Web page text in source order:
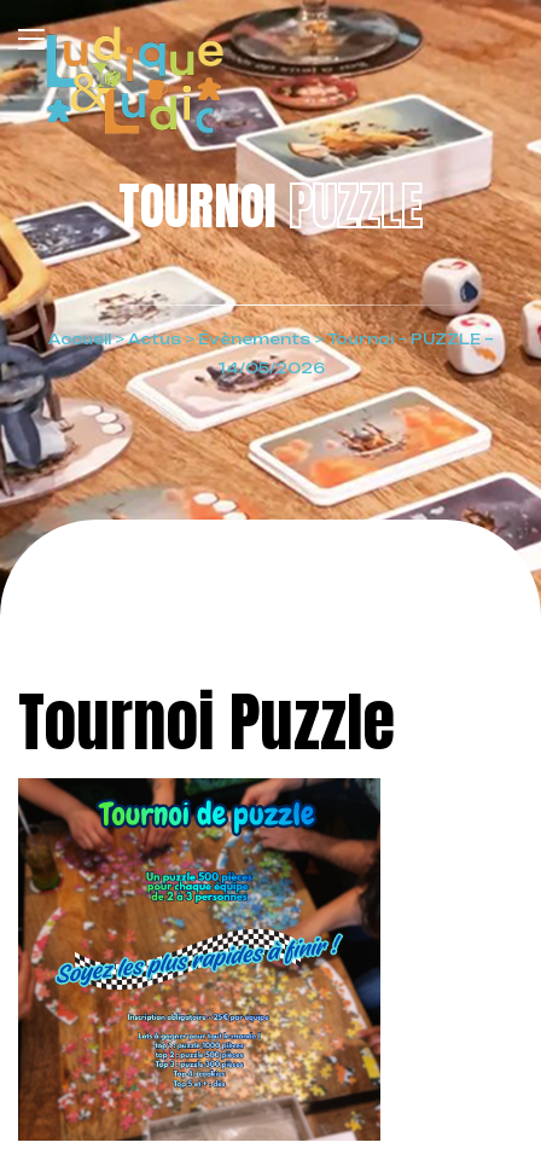
TOURNOIPUZZLE
Accueil>Actus> Évènements>Tournoi – PUZZLE –
14/05/2026
Tournoi Puzzle